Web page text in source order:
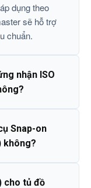
dụng theo
sẽ hỗ trợ
chuẩn.
nhận ISO
Snap-on
không?
cho tủ đồ